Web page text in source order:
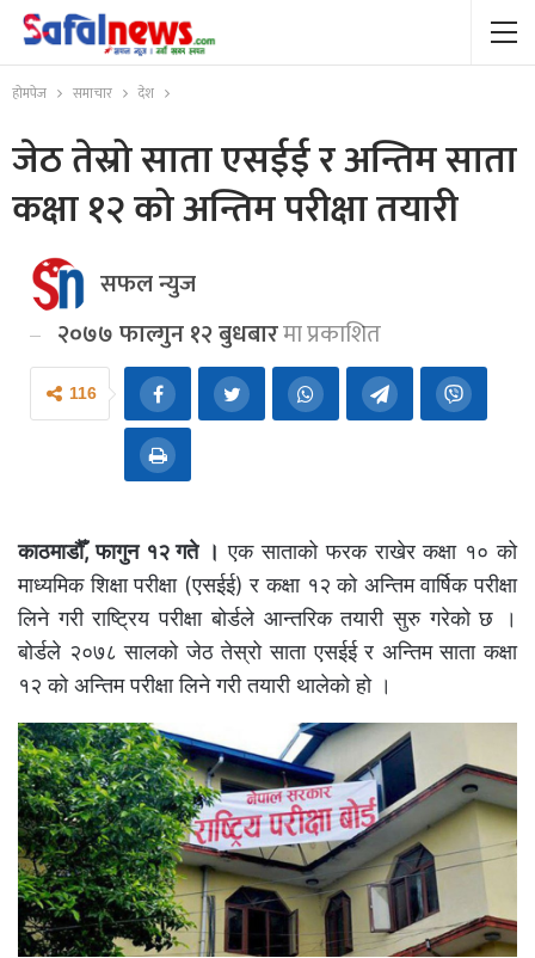
होमपेज समाचार देश
जेठ तेस्रो साता एसईई र अन्तिम साता
कक्षा १२ को अन्तिम परीक्षा तयारी
सफल न्युज
२०७७ फाल्गुन १२ बुधबारमा प्रकाशित
116
काठमाडौँ, फागुन १२ गते । एक साताको फरक राखेर कक्षा १० को
माध्यमिक शिक्षा परीक्षा (एसईई) र कक्षा १२ को अन्तिम वार्षिक परीक्षा
लिने गरी राष्ट्रिय परीक्षा बोर्डले आन्तरिक तयारी सुरु गरेको छ ।
बोर्डले २०७८ सालको जेठ तेस्रो साता एसईई र अन्तिम साता कक्षा
१२ को अन्तिम परीक्षा लिने गरी तयारी थालेको हो ।